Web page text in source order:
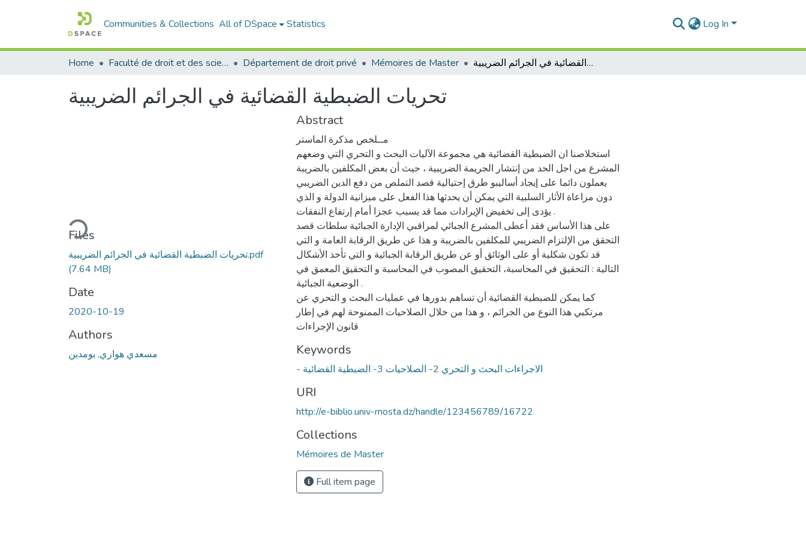
Communities & Collections All of DSpace Statistics Log In
Home Faculté de droit et des sciences politiques Département de droit privé Mémoires de Master تحريات الضبطية القضائية في الجرائم الضريبية
تحريات الضبطية القضائية في الجرائم الضريبية
Loading...
Files
تحريات الضبطية القضائية في الجرائم الضريبية.pdf
(7.64 MB)
Date
2020-10-19
Authors
مسعدي هواري, بومدين
Abstract
مــلخص مذكرة الماستر
استخلاصنا ان الضبطية القضائية هي مجموعة الآليات البحث و التحري التي وضعهم
المشرع من اجل الحد من إنتشار الجريمة الضريبية ، حيث أن بعض المكلفين بالضريبة
يعملون دائما على إيجاد أساليبو طرق إحتيالية قصد التملص من دفع الدين الضريبي
دون مراعاة الأثار السلبية التي يمكن أن يحدثها هذا الفعل على ميزانية الدولة و الذي
يؤدى إلى تخفيض الإيرادات مما قد يسبب عجزا أمام إرتفاع النفقات .
على هذا الأساس فقد أعطى المشرع الجبائي لمراقبي الإدارة الجبائية سلطات قصد
التحقق من الإلتزام الضريبي للمكلفين بالضريبة و هذا عن طريق الرقابة العامة و التي
قد تكون شكلية أو على الوثائق أو عن طريق الرقابة الجبائية و التي تأخذ الأشكال
التالية : التحقيق في المحاسبة، التحقيق المصوب في المحاسبة و التحقيق المعمق في
الوضعية الجبائية .
كما يمكن للضبطية القضائية أن تساهم بدورها في عمليات البحث و التحري عن
مرتكبي هذا النوع من الجرائم ، و هذا من خلال الصلاحيات الممنوحة لهم في إطار
قانون الإجراءات
Keywords
- الاجراءات البحث و التحري 2- الصلاحيات 3- الضبطية القضائية
URI
http://e-biblio.univ-mosta.dz/handle/123456789/16722
Collections
Mémoires de Master
Full item page